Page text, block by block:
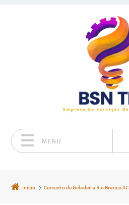
MENU
Início Conserto de Geladeira Rio Branco AC